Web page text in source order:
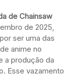
de Chainsaw
de 2025,
ser uma das
anime no
a produção da
Esse vazamento